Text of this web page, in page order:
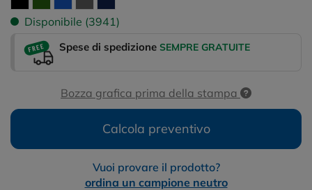
Disponibile (3941)
Spese di spedizione SEMPRE GRATUITE
Bozza grafica prima della stampa
Calcola preventivo
Vuoi provare il prodotto?
ordina un campione neutro